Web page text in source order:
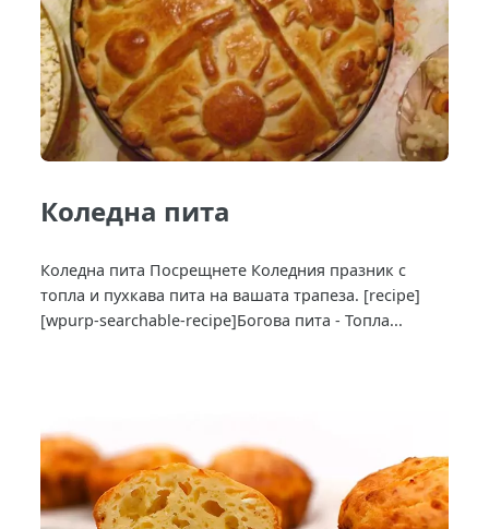
Коледна пита
Коледна пита Посрещнете Коледния празник с
топла и пухкава пита на вашата трапеза. [recipe]
[wpurp-searchable-recipe]Богова пита - Топла...